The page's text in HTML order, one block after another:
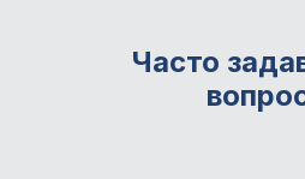
Часто